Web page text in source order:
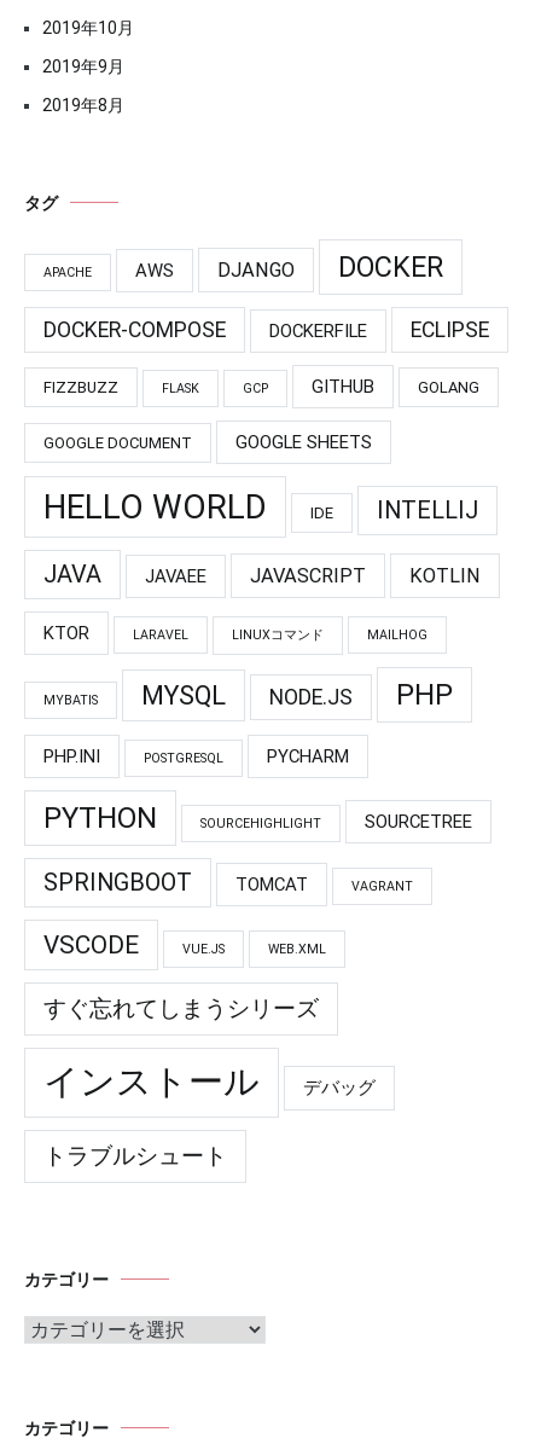
2019年10月
2019年9月
2019年8月
タグ
APACHE AWS DJANGO DOCKER
DOCKER-COMPOSE DOCKERFILE ECLIPSE
FIZZBUZZ FLASK GCP GITHUB GOLANG
GOOGLE DOCUMENT GOOGLE SHEETS
HELLO WORLD IDE INTELLIJ
JAVA JAVAEE JAVASCRIPT KOTLIN
KTOR LARAVEL LINUXコマンド MAILHOG
MYBATIS MYSQL NODE.JS PHP
PHP.INI POSTGRESQL PYCHARM
PYTHON SOURCEHIGHLIGHT SOURCETREE
SPRINGBOOT TOMCAT VAGRANT
VSCODE VUE.JS WEB.XML
すぐ忘れてしまうシリーズ
インストール デバッグ
トラブルシュート
カテゴリー
カ
テ
ー
カテゴリー